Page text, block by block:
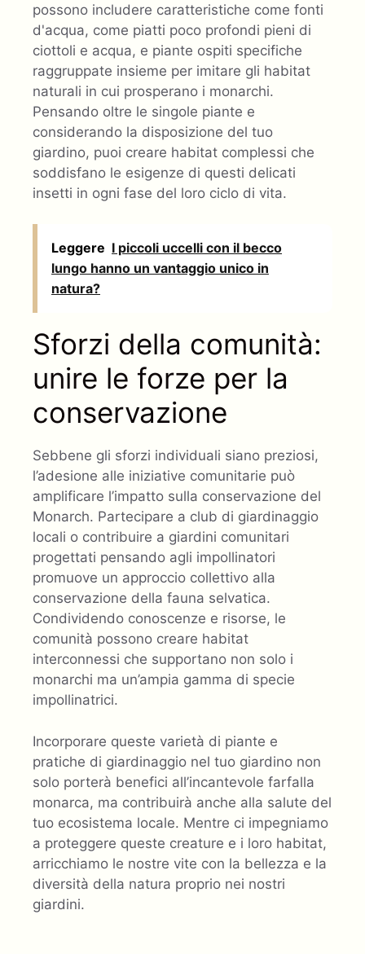
possono includere caratteristiche come fonti
d'acqua, come piatti poco profondi pieni di
ciottoli e acqua, e piante ospiti specifiche
raggruppate insieme per imitare gli habitat
naturali in cui prosperano i monarchi.
Pensando oltre le singole piante e
considerando la disposizione del tuo
giardino, puoi creare habitat complessi che
soddisfano le esigenze di questi delicati
insetti in ogni fase del loro ciclo di vita.
Leggere I piccoli uccelli con il becco
lungo hanno un vantaggio unico in
natura?
Sforzi della comunità:
unire le forze per la
conservazione
Sebbene gli sforzi individuali siano preziosi,
l’adesione alle iniziative comunitarie può
amplificare l’impatto sulla conservazione del
Monarch. Partecipare a club di giardinaggio
locali o contribuire a giardini comunitari
progettati pensando agli impollinatori
promuove un approccio collettivo alla
conservazione della fauna selvatica.
Condividendo conoscenze e risorse, le
comunità possono creare habitat
interconnessi che supportano non solo i
monarchi ma un’ampia gamma di specie
impollinatrici.
Incorporare queste varietà di piante e
pratiche di giardinaggio nel tuo giardino non
solo porterà benefici all’incantevole farfalla
monarca, ma contribuirà anche alla salute del
tuo ecosistema locale. Mentre ci impegniamo
a proteggere queste creature e i loro habitat,
arricchiamo le nostre vite con la bellezza e la
diversità della natura proprio nei nostri
giardini.